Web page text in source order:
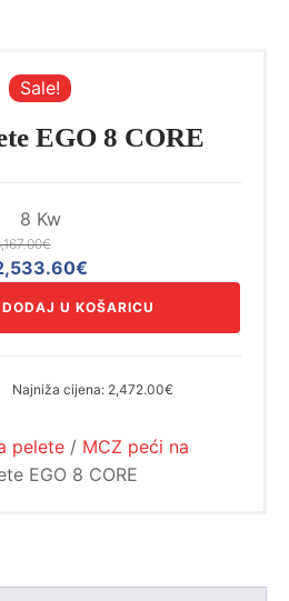
Sale!
EGO 8 CORE
8 Kw
€
3,167.00€.
€Trenutna
cijena
DODAJ U KOŠARICU
Najniža cijena: 2,472.00€
pelete / MCZ peći na
EGO 8 CORE